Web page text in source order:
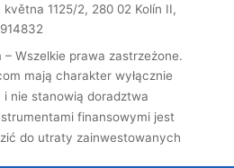
1125/2, 280 02 Kolín II,
Wszelkie prawa zastrzeżone.
mają charakter wyłącznie
nie stanowią doradztwa
finansowymi jest
do utraty zainwestowanych